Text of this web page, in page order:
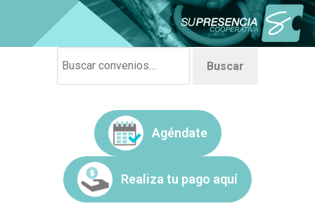
Buscar
Agéndate
Realiza tu pago aquí